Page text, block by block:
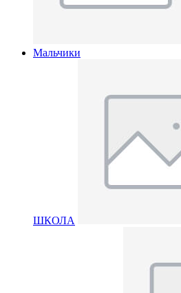
Мальчики
ШКОЛА